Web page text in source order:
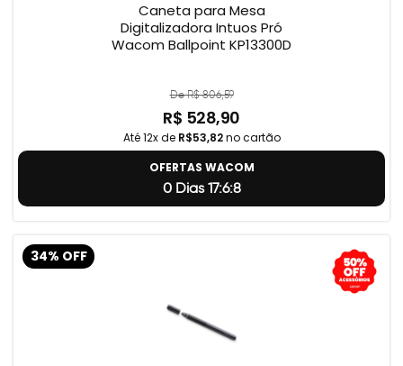
Caneta para Mesa
Digitalizadora Intuos Pró
Wacom Ballpoint KP13300D
De R$ 806,59
R$ 528,90
Até 12x de R$53,82no cartão
OFERTAS WACOM
0 Dias 17:6:7
34% OFF